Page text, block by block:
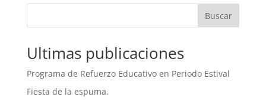
Buscar
Ultimas publicaciones
Programa de Refuerzo Educativo en Periodo Estival
Fiesta de la espuma.